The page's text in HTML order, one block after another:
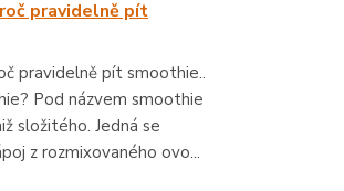
pravidelně pít
pravidelně pít smoothie..
Pod názvem smoothie
složitého. Jedná se
z rozmixovaného ovo...